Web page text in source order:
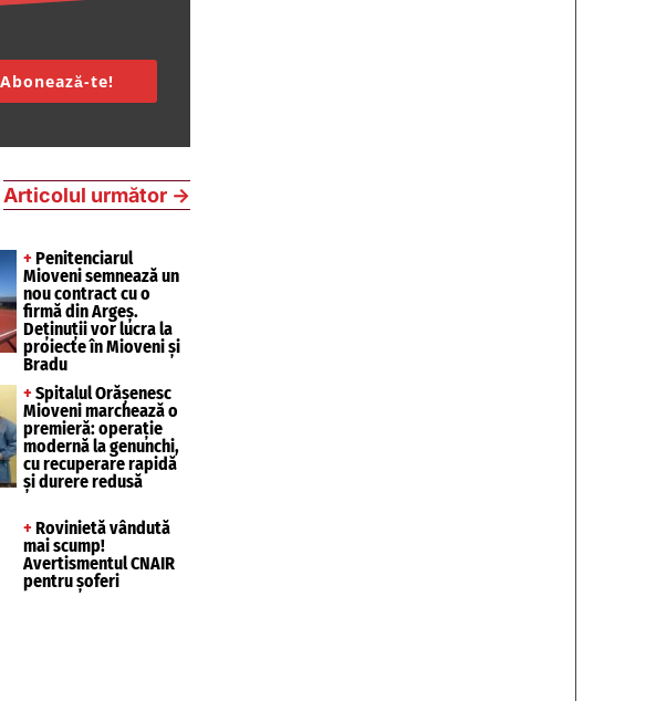
Abonează-te!
Articolul următor →
+ Penitenciarul
Mioveni semnează un
nou contract cu o
firmă din Argeș.
Deținuții vor lucra la
proiecte în Mioveni și
Bradu
+ Spitalul Orășenesc
Mioveni marchează o
premieră: operație
modernă la genunchi,
cu recuperare rapidă
și durere redusă
+ Rovinietă vândută
mai scump!
Avertismentul CNAIR
pentru șoferi